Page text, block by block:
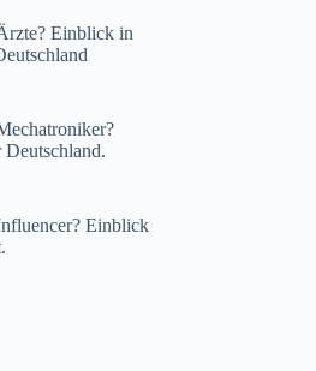
Einblick in
Einblick